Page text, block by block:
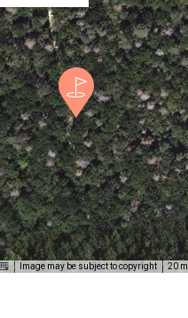
Image may be subject to copyright 20 m